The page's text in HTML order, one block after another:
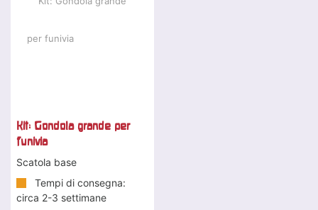
Kit: Gondola grande per
funivia
Scatola base
Tempi di consegna:
circa 2-3 settimane